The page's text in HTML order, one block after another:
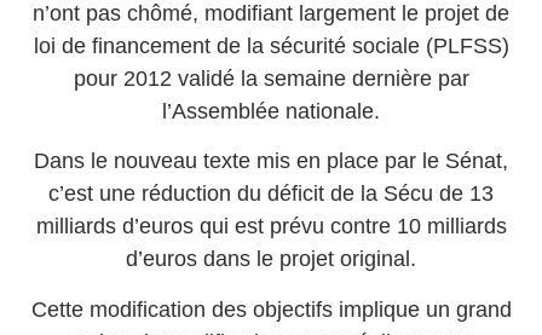
n’ont pas chômé, modifiant largement le projet de
loi de financement de la sécurité sociale (PLFSS)
pour 2012 validé la semaine dernière par
l’Assemblée nationale.
Dans le nouveau texte mis en place par le Sénat,
c’est une réduction du déficit de la Sécu de 13
milliards d’euros qui est prévu contre 10 milliards
d’euros dans le projet original.
Cette modification des objectifs implique un grand